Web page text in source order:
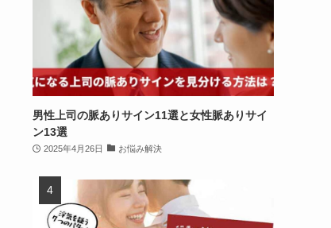
男性上司の脈ありサイン11選と女性脈ありサイ
ン13選
2025年4月26日 お悩み解決